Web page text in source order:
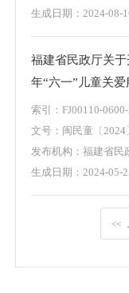
生成日期： 2024-08-
福建省民政厅关
年“六一”儿童关
索引： FJ00110-
文号： 闽民童〔2024
发布机构： 福建省民
生成日期： 2024-05-
<<